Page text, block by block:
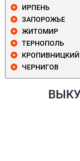
ИРПЕНЬ
ЗАПОРОЖЬЕ
ЖИТОМИР
ТЕРНОПОЛЬ
КРОПИВНИЦКИЙ
ЧЕРНИГОВ